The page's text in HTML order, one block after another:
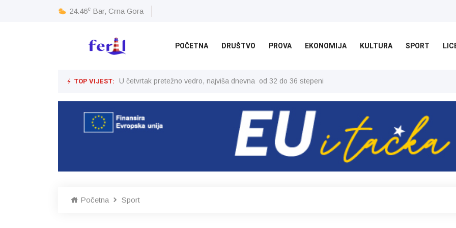
24.46c Bar, Crna Gora
POČETNA DRUŠTVO PROVA EKONOMIJA KULTURA SPORT
TOP VIJEST: U četvrtak pretežno vedro, najviša dnevna od 32 do 36 stepeni
Početna Sport